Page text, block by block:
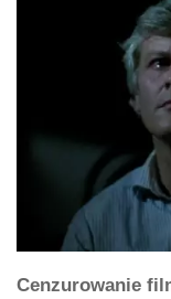
Cenzurowanie